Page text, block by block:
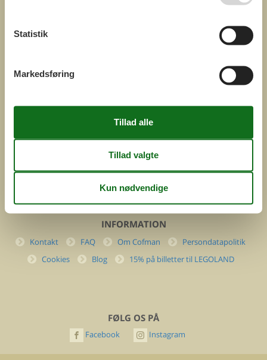
Danmark
Cofman.com
(+45) 7877 0427
info@cofman.com
INFORMATION
Kontakt FAQ Om Cofman
Persondatapolitik
Cookies
Blog 15% på billetter til LEGOLAND
FØLG OS PÅ
Facebook Instagram
Statistik
Markedsføring